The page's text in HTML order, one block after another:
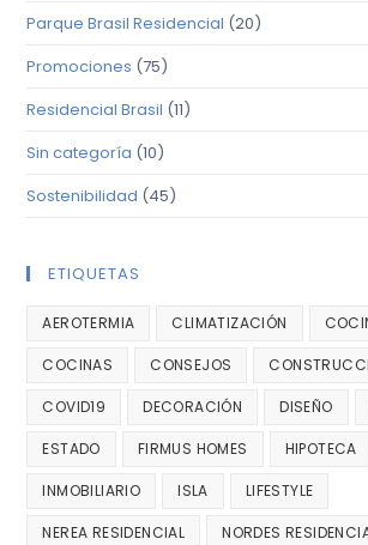
Parque Brasil Residencial (20)
Promociones (75)
Residencial Brasil (11)
Sin categoría (10)
Sostenibilidad (45)
ETIQUETAS
AEROTERMIA CLIMATIZACIÓN
COCINAS CONSEJOS
COVID19 DECORACIÓN DISEÑO
ESTADO FIRMUS HOMES HIPOTECA
INMOBILIARIO ISLA LIFESTYLE
NEREA RESIDENCIAL NORDES